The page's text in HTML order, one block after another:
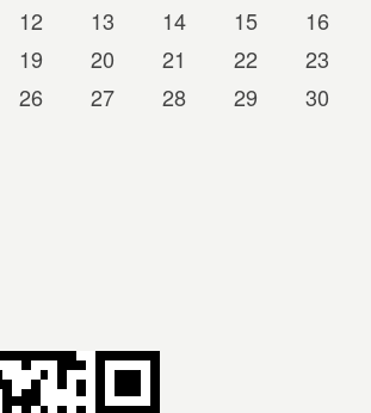
12 13 14 15
16
19 20 21 22
23
26 27 28 29
30